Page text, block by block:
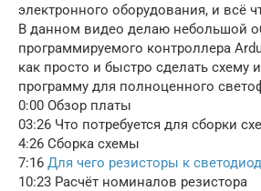
электронного оборудования, и всё
В данном видео делаю небольшой
программируемого контроллера
как просто и быстро сделать схему
программу для полноценного
0:00 Обзор платы
03:26 Что потребуется для сборки
4:26 Сборка схемы
7:16 Для чего резисторы к
10:23 Расчёт номиналов резистора